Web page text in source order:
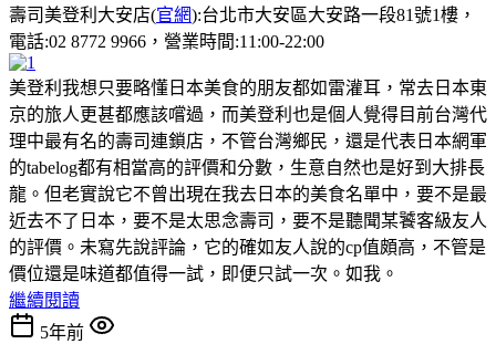
壽司美登利大安店(官網):台北市大安區大安路一段81號1樓，
電話:02 8772 9966，營業時間:11:00-22:00
美登利我想只要略懂日本美食的朋友都如雷灌耳，常去日本東
京的旅人更甚都應該嚐過，而美登利也是個人覺得目前台灣代
理中最有名的壽司連鎖店，不管台灣鄉民，還是代表日本網軍
的tabelog都有相當高的評價和分數，生意自然也是好到大排長
龍。但老實說它不曾出現在我去日本的美食名單中，要不是最
近去不了日本，要不是太思念壽司，要不是聽聞某饕客級友人
的評價。未寫先說評論，它的確如友人說的cp值頗高，不管是
價位還是味道都值得一試，即便只試一次。如我。
繼續閱讀
5年前